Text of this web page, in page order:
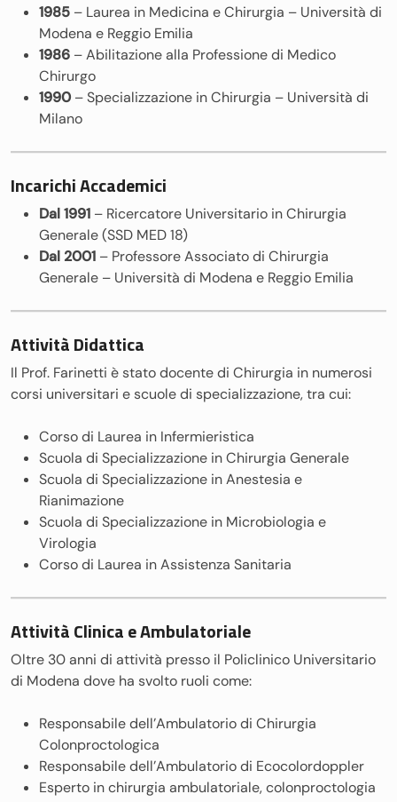
1985 – Laurea in Medicina e Chirurgia – Università di
Modena e Reggio Emilia
1986 – Abilitazione alla Professione di Medico
Chirurgo
1990 – Specializzazione in Chirurgia – Università di
Milano
Incarichi Accademici
Dal 1991 – Ricercatore Universitario in Chirurgia
Generale (SSD MED 18)
Dal 2001 – Professore Associato di Chirurgia
Generale – Università di Modena e Reggio Emilia
Attività Didattica
Il Prof. Farinetti è stato docente di Chirurgia in numerosi
corsi universitari e scuole di specializzazione, tra cui:
Corso di Laurea in Infermieristica
Scuola di Specializzazione in Chirurgia Generale
Scuola di Specializzazione in Anestesia e
Rianimazione
Scuola di Specializzazione in Microbiologia e
Virologia
Corso di Laurea in Assistenza Sanitaria
Attività Clinica e Ambulatoriale
Oltre 30 anni di attività presso il Policlinico Universitario
di Modena dove ha svolto ruoli come:
Responsabile dell’Ambulatorio di Chirurgia
Colonproctologica
Responsabile dell’Ambulatorio di Ecocolordoppler
Esperto in chirurgia ambulatoriale, colonproctologia